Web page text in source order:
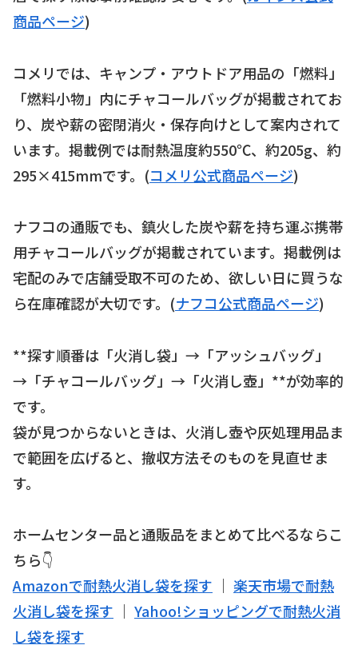
商品ページ)
コメリでは、キャンプ・アウトドア用品の「燃料」
「燃料小物」内にチャコールバッグが掲載されてお
り、炭や薪の密閉消火・保存向けとして案内されて
います。掲載例では耐熱温度約550℃、約205g、約
295×415mmです。(コメリ公式商品ページ)
ナフコの通販でも、鎮火した炭や薪を持ち運ぶ携帯
用チャコールバッグが掲載されています。掲載例は
宅配のみで店舗受取不可のため、欲しい日に買うな
ら在庫確認が大切です。(ナフコ公式商品ページ)
**探す順番は「火消し袋」→「アッシュバッグ」
→「チャコールバッグ」→「火消し壺」**が効率的
です。
袋が見つからないときは、火消し壺や灰処理用品ま
で範囲を広げると、撤収方法そのものを見直せま
す。
ホームセンター品と通販品をまとめて比べるならこ
ちら👇
Amazonで耐熱火消し袋を探す ｜ 楽天市場で耐熱
火消し袋を探す ｜ Yahoo!ショッピングで耐熱火消
し袋を探す